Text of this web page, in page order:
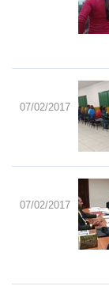
07/02/2017
07/02/2017